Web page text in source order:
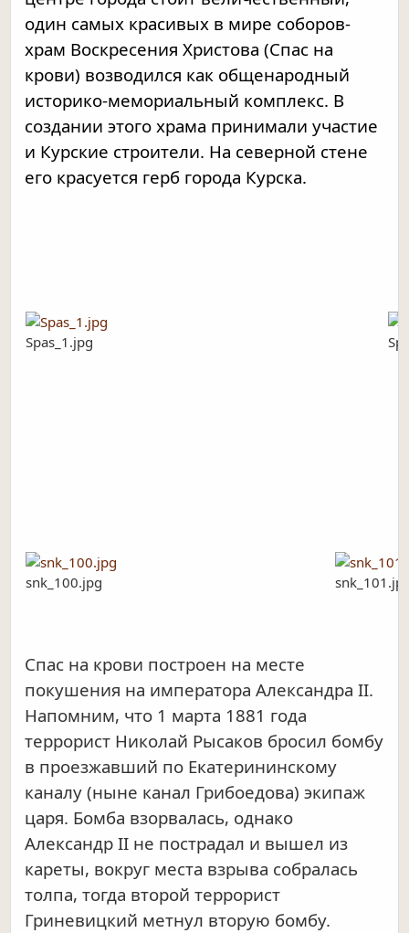
один самых красивых в мире соборов-
храм Воскресения Христова (Спас на
крови) возводился как общенародный
историко-мемориальный комплекс. В
создании этого храма принимали участие
и Курские строители. На северной стене
его красуется герб города Курска.
Spas_1.jpg
snk_100.jpg
Спас на крови построен на месте
покушения на императора Александра II.
Напомним, что 1 марта 1881 года
террорист Николай Рысаков бросил бомбу
в проезжавший по Екатерининскому
каналу (ныне канал Грибоедова) экипаж
царя. Бомба взорвалась, однако
Александр II не пострадал и вышел из
кареты, вокруг места взрыва собралась
толпа, тогда второй террорист
Гриневицкий метнул вторую бомбу.